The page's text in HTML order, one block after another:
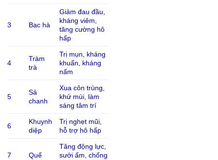
3 Bạc hà
Giảm đau đầu,
kháng viêm,
tăng cường hô
hấp
4
Tràm
trà
Trị mụn, kháng
khuẩn, kháng
nấm
5
Sả
chanh
Xua côn trùng,
khử mùi, làm
sáng tâm trí
6
Khuynh
diệp
Trị nghẹt mũi,
hỗ trợ hô hấp
7 Quế
Tăng động lực,
sưởi ấm, chống